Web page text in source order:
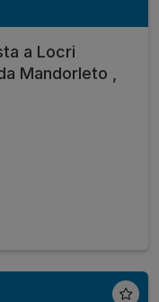
a Locri
Mandorleto ,